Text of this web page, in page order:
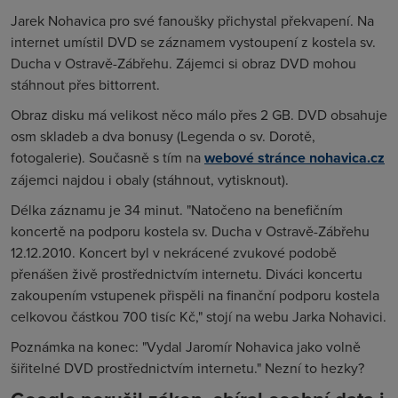
Jarek Nohavica pro své fanoušky přichystal překvapení. Na
internet umístil DVD se záznamem vystoupení z kostela sv.
Ducha v Ostravě-Zábřehu. Zájemci si obraz DVD mohou
stáhnout přes bittorrent.
Obraz disku má velikost něco málo přes 2 GB. DVD obsahuje
osm skladeb a dva bonusy (Legenda o sv. Dorotě,
fotogalerie). Současně s tím nawebové stránce nohavica.cz
zájemci najdou i obaly (stáhnout, vytisknout).
Délka záznamu je 34 minut. "Natočeno na benefičním
koncertě na podporu kostela sv. Ducha v Ostravě-Zábřehu
12.12.2010. Koncert byl v nekrácené zvukové podobě
přenášen živě prostřednictvím internetu. Diváci koncertu
zakoupením vstupenek přispěli na finanční podporu kostela
celkovou částkou 700 tisíc Kč," stojí na webu Jarka Nohavici.
Poznámka na konec: "Vydal Jaromír Nohavica jako volně
šiřitelné DVD prostřednictvím internetu." Nezní to hezky?